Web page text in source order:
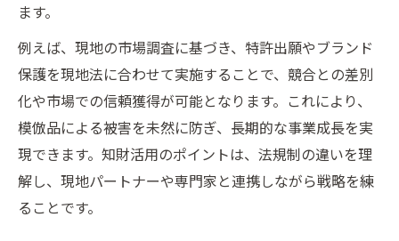
ます。
例えば、現地の市場調査に基づき、特許出願やブランド
保護を現地法に合わせて実施することで、競合との差別
化や市場での信頼獲得が可能となります。これにより、
模倣品による被害を未然に防ぎ、長期的な事業成長を実
現できます。知財活用のポイントは、法規制の違いを理
解し、現地パートナーや専門家と連携しながら戦略を練
ることです。